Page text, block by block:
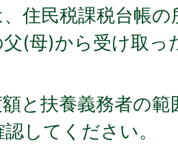
住民税課税台帳
(母)から受け取っ
と扶養義務者の
してください。